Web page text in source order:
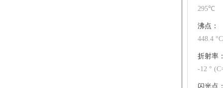
295℃
沸点：
448.4
折射率
-12 °
闪光点